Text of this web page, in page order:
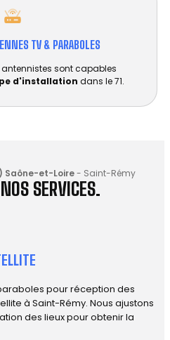
TV & PARABOLES
antennistes sont capables
d'installation dans le 71.
Saône-et-Loire- Saint-Rémy
SERVICES.
pour réception des
à Saint-Rémy. Nous ajustons
des lieux pour obtenir la